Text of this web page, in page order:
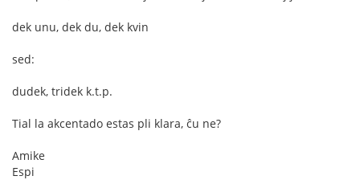
dek unu, dek du, dek kvin
sed:
dudek, tridek k.t.p.
Tial la akcentado estas pli klara, ĉu ne?
Amike
Espi